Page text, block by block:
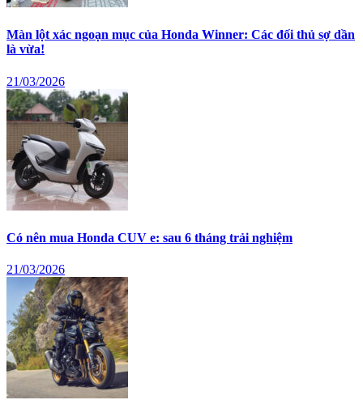
Màn lột xác ngoạn mục của Honda Winner: Các đối thủ sợ dần
là vừa!
21/03/2026
Có nên mua Honda CUV e: sau 6 tháng trải nghiệm
21/03/2026